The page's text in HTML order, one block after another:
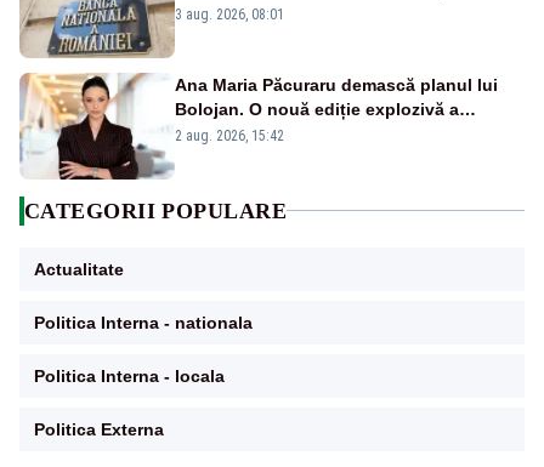
pentru câteva luni”
3 aug. 2026, 08:01
Ana Maria Păcuraru demască planul lui
Bolojan. O nouă ediție explozivă a
emisiunii „Miza Zilei” la Realitatea PLUS
2 aug. 2026, 15:42
CATEGORII POPULARE
Actualitate
Politica Interna - nationala
Politica Interna - locala
Politica Externa